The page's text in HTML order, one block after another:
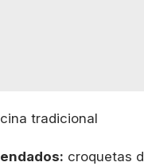
tradicional
croquetas